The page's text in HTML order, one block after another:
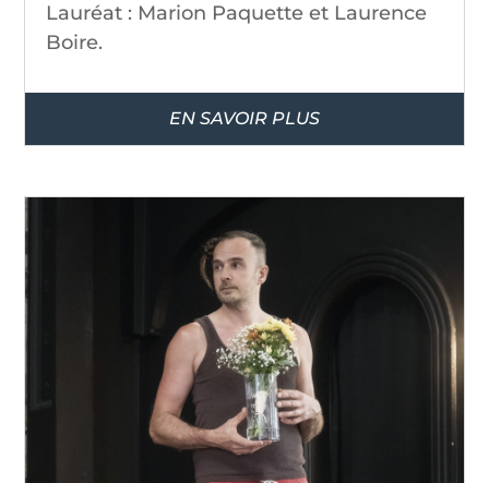
Lauréat : Marion Paquette et Laurence
Boire.
EN SAVOIR PLUS